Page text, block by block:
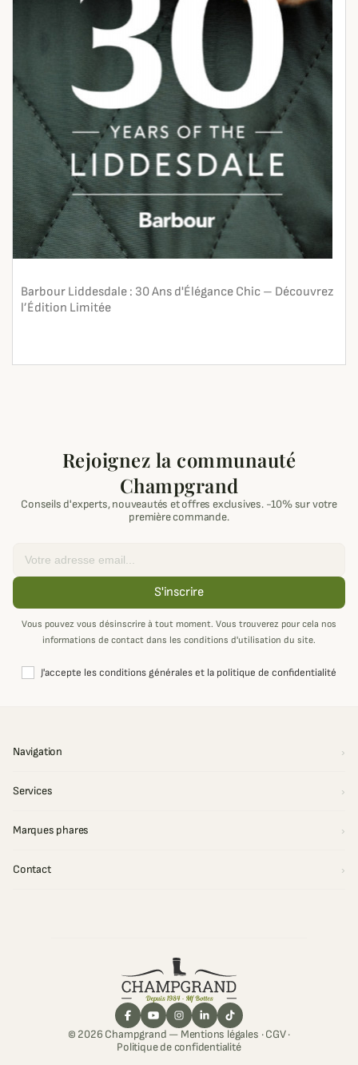
Barbour Liddesdale : 30 Ans d'Élégance Chic – Découvrez
l’Édition Limitée
Rejoignez la communauté
Champgrand
Conseils d'experts, nouveautés et offres exclusives. -10% sur votre
première commande.
S'inscrire
Vous pouvez vous désinscrire à tout moment. Vous trouverez pour cela nos
informations de contact dans les conditions d'utilisation du site.
J'accepte les conditions générales et la politique de confidentialité
Navigation
Services
Marques phares
Contact
© 2026 Champgrand — Mentions légales ·CGV·
Politique de confidentialité